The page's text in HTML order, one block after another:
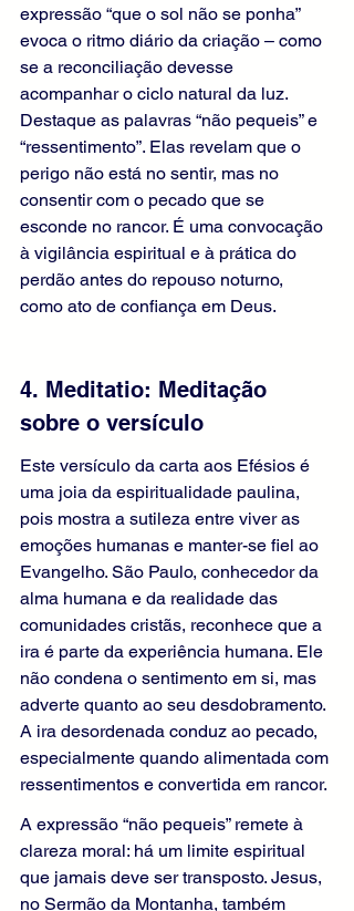
expressão “que o sol não se ponha”
evoca o ritmo diário da criação – como
se a reconciliação devesse
acompanhar o ciclo natural da luz.
Destaque as palavras “não pequeis” e
“ressentimento”. Elas revelam que o
perigo não está no sentir, mas no
consentir com o pecado que se
esconde no rancor. É uma convocação
à vigilância espiritual e à prática do
perdão antes do repouso noturno,
como ato de confiança em Deus.
4. Meditatio: Meditação
sobre o versículo
Este versículo da carta aos Efésios é
uma joia da espiritualidade paulina,
pois mostra a sutileza entre viver as
emoções humanas e manter-se fiel ao
Evangelho. São Paulo, conhecedor da
alma humana e da realidade das
comunidades cristãs, reconhece que a
ira é parte da experiência humana. Ele
não condena o sentimento em si, mas
adverte quanto ao seu desdobramento.
A ira desordenada conduz ao pecado,
especialmente quando alimentada com
ressentimentos e convertida em rancor.
A expressão “não pequeis” remete à
clareza moral: há um limite espiritual
que jamais deve ser transposto. Jesus,
no Sermão da Montanha, também